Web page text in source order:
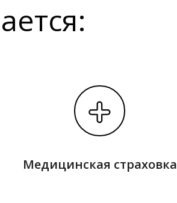
Медицинская страховка